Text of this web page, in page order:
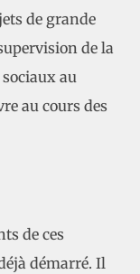
de grande
de la
au
au cours des
de ces
démarré. Il